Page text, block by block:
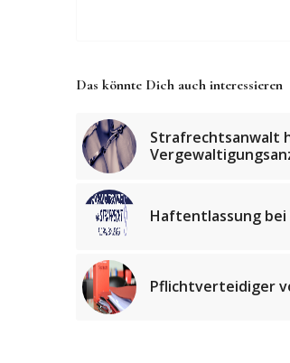
Das könnte Dich auch interessieren
Strafrechtsanwalt
Haftentlassung
Pflichtverteidiger